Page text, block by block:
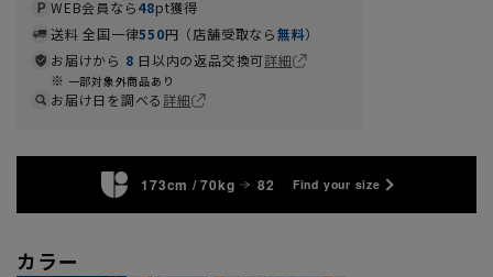
WEB会員なら48pt獲得
送料 全国一律550円（店舗受取なら無料）
お届けから 8 日以内の返品交換可詳細
一部対象外商品あり
お届け日を調べる詳細
173cm / 70kg 82 Find your size
カラー